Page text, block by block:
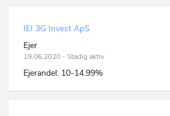
IEI 3G Invest ApS
Ejer
19.06.2020 - Stadig aktiv
Ejerandel: 10-14.99%